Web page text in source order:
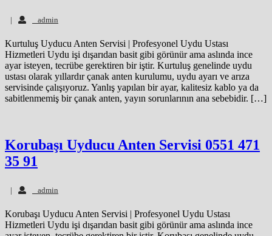
| admin
Kurtuluş Uyducu Anten Servisi | Profesyonel Uydu Ustası
Hizmetleri Uydu işi dışarıdan basit gibi görünür ama aslında ince
ayar isteyen, tecrübe gerektiren bir iştir. Kurtuluş genelinde uydu
ustası olarak yıllardır çanak anten kurulumu, uydu ayarı ve arıza
servisinde çalışıyoruz. Yanlış yapılan bir ayar, kalitesiz kablo ya da
sabitlenmemiş bir çanak anten, yayın sorunlarının ana sebebidir. […]
Korubaşı Uyducu Anten Servisi 0551 471
35 91
| admin
Korubaşı Uyducu Anten Servisi | Profesyonel Uydu Ustası
Hizmetleri Uydu işi dışarıdan basit gibi görünür ama aslında ince